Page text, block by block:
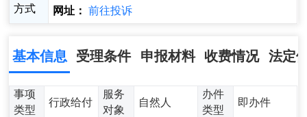
方式
网址： 前往投诉
基本信息 受理条件 申报材料 收费情况 法定
事项
类型
行政给付
服务
对象
自然人
办件
类型
即办件